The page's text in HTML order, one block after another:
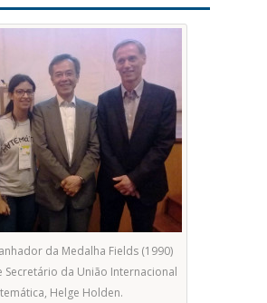
da Medalha Fields (1990)
Secretário da União Internacional
Helge Holden.